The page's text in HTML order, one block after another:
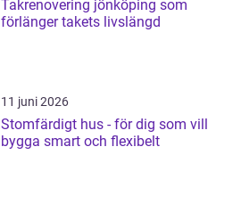
Takrenovering jönköping som
förlänger takets livslängd
11 juni 2026
Stomfärdigt hus - för dig som vill
bygga smart och flexibelt